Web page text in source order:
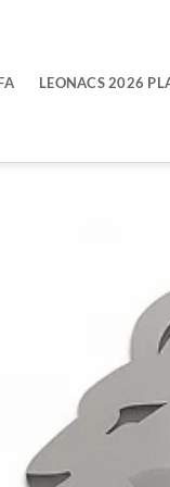
LEONACS 2026